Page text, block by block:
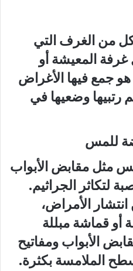
من الغرف التي
المعيشة أو
جمع فيها الأغراض
رتبيها وضعيها في
للمس
مثل مقابض الأبواب
لتكاثر الجراثيم.
الأمراض،
أو قماشة مبللة
الأبواب ومفاتيح
الملامسة بكثرة.